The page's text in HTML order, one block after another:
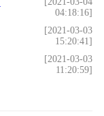
04:18:16]
[2021-03-03
15:20:41]
[2021-03-03
11:20:59]